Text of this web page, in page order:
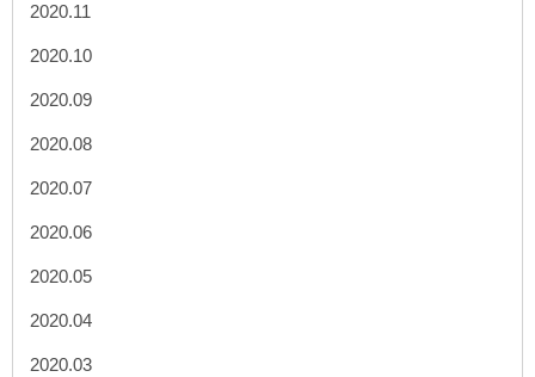
2020.11
2020.10
2020.09
2020.08
2020.07
2020.06
2020.05
2020.04
2020.03